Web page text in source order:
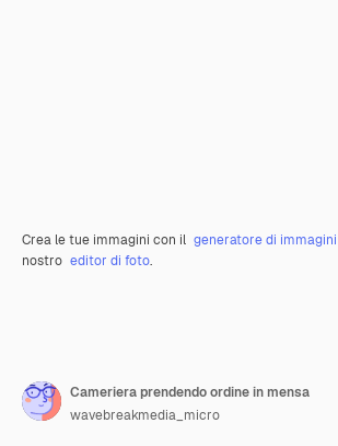
Crea le tue immagini con il generatore di immagini
nostro editor di foto.
Cameriera prendendo ordine in mensa
wavebreakmedia_micro